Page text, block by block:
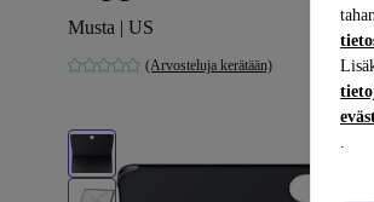
.
Musta | US
(Arvosteluja kerätään)